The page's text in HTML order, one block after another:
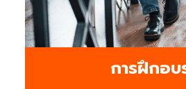
การฝึกอบ